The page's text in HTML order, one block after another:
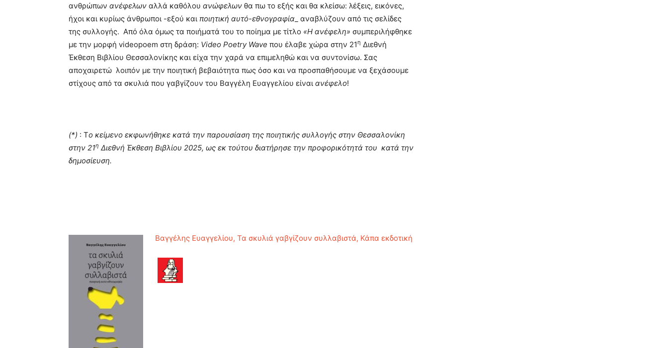
ανθρώπων ανέφελων αλλά καθόλου ανώφελων θα πω το εξής και θα κλείσω: λέξεις, εικόνες,
ήχοι και κυρίως άνθρωποι -εξού και ποιητική αυτό-εθνογραφία _ αναβλύζουν από τις σελίδες
της συλλογής. Από όλα όμως τα ποιήματά του το ποίημα με τίτλο «Η ανέφελη» συμπεριλήφθηκε
με την μορφή videopoem στη δράση: Video Poetry Wave που έλαβε χώρα στην 21η Διεθνή
Έκθεση Βιβλίου Θεσσαλονίκης και είχα την χαρά να επιμεληθώ και να συντονίσω. Σας
αποχαιρετώ λοιπόν με την ποιητική βεβαιότητα πως όσο και να προσπαθήσουμε να ξεχάσουμε
στίχους από τα σκυλιά που γαβγίζουν του Βαγγέλη Ευαγγελίου είναι ανέφελο!
(*) : Το κείμενο εκφωνήθηκε κατά την παρουσίαση της ποιητικής συλλογής στην Θεσσαλονίκη
στην 21η Διεθνή Έκθεση Βιβλίου 2025, ως εκ τούτου διατήρησε την προφορικότητά του κατά την
δημοσίευση.
Βαγγέλης Ευαγγελίου, Τα σκυλιά γαβγίζουν συλλαβιστά, Κάπα εκδοτική